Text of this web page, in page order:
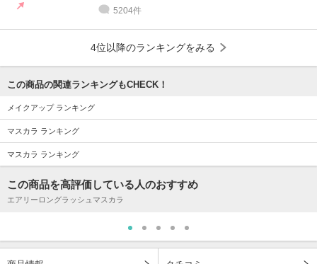
5204件
4位以降のランキングをみる
この商品の関連ランキングもCHECK！
メイクアップ ランキング
マスカラ ランキング
マスカラ ランキング
この商品を高評価している人のおすすめ
エアリーロングラッシュマスカラ